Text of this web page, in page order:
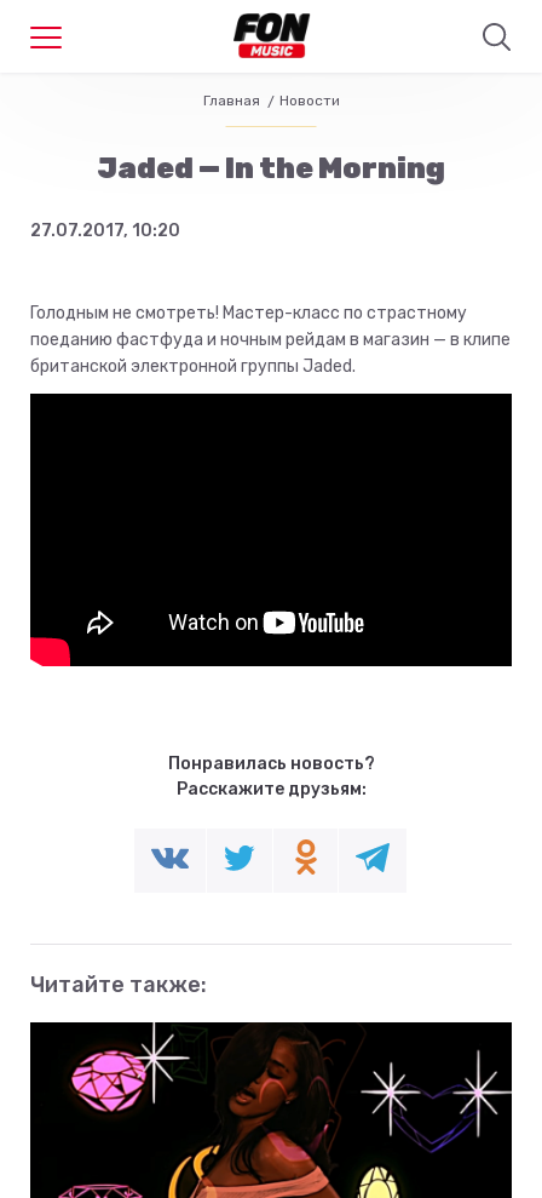
Главная Новости
Jaded — In the Morning
27.07.2017, 10:20
Голодным не смотреть! Мастер-класс по страстному
поеданию фастфуда и ночным рейдам в магазин — в клипе
британской электронной группы Jaded.
Понравилась новость?
Расскажите друзьям:
Читайте также: